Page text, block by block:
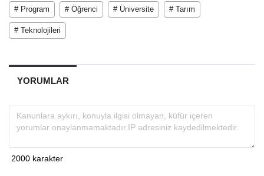
# Program # Öğrenci # Üniversite # Tarım
# Teknolojileri
YORUMLAR